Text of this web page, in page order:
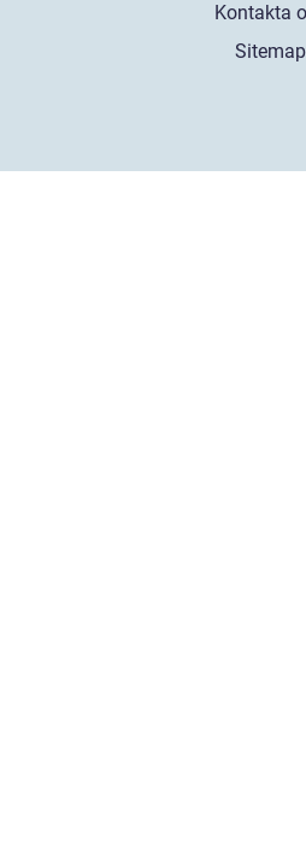
Kontakta
Sitemap